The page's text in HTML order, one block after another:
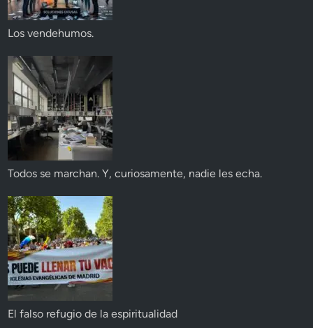
Los vendehumos.
Todos se marchan. Y, curiosamente, nadie les echa.
El falso refugio de la espiritualidad